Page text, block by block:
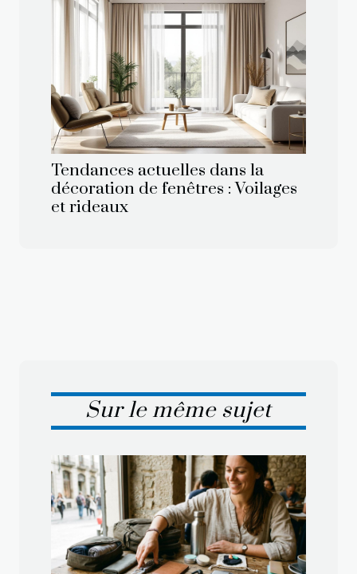
Tendances actuelles dans la
décoration de fenêtres : Voilages
et rideaux
Sur le même sujet